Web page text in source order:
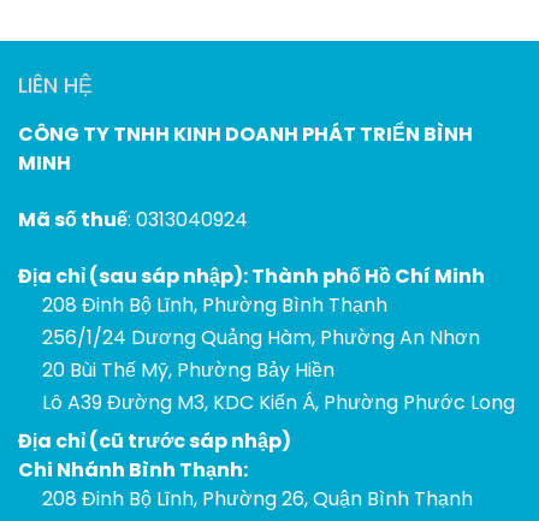
LIÊN HỆ
CÔNG TY TNHH KINH DOANH PHÁT TRIỂN BÌNH
MINH
Mã số thuế: 0313040924
Địa chỉ (sau sáp nhập): Thành phố Hồ Chí Minh
208 Đinh Bộ Lĩnh, Phường Bình Thạnh
256/1/24 Dương Quảng Hàm, Phường An Nhơn
20 Bùi Thế Mỹ, Phường Bảy Hiền
Lô A39 Đường M3, KDC Kiến Á, Phường Phước Long
Địa chỉ (cũ trước sáp nhập)
Chi Nhánh Bình Thạnh:
208 Đinh Bộ Lĩnh, Phường 26, Quận Bình Thạnh